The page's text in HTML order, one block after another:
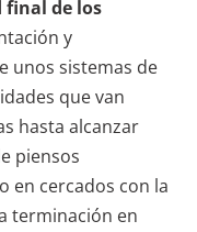
final de los
y
unos sistemas de
que van
hasta alcanzar
piensos
en cercados con la
terminación en